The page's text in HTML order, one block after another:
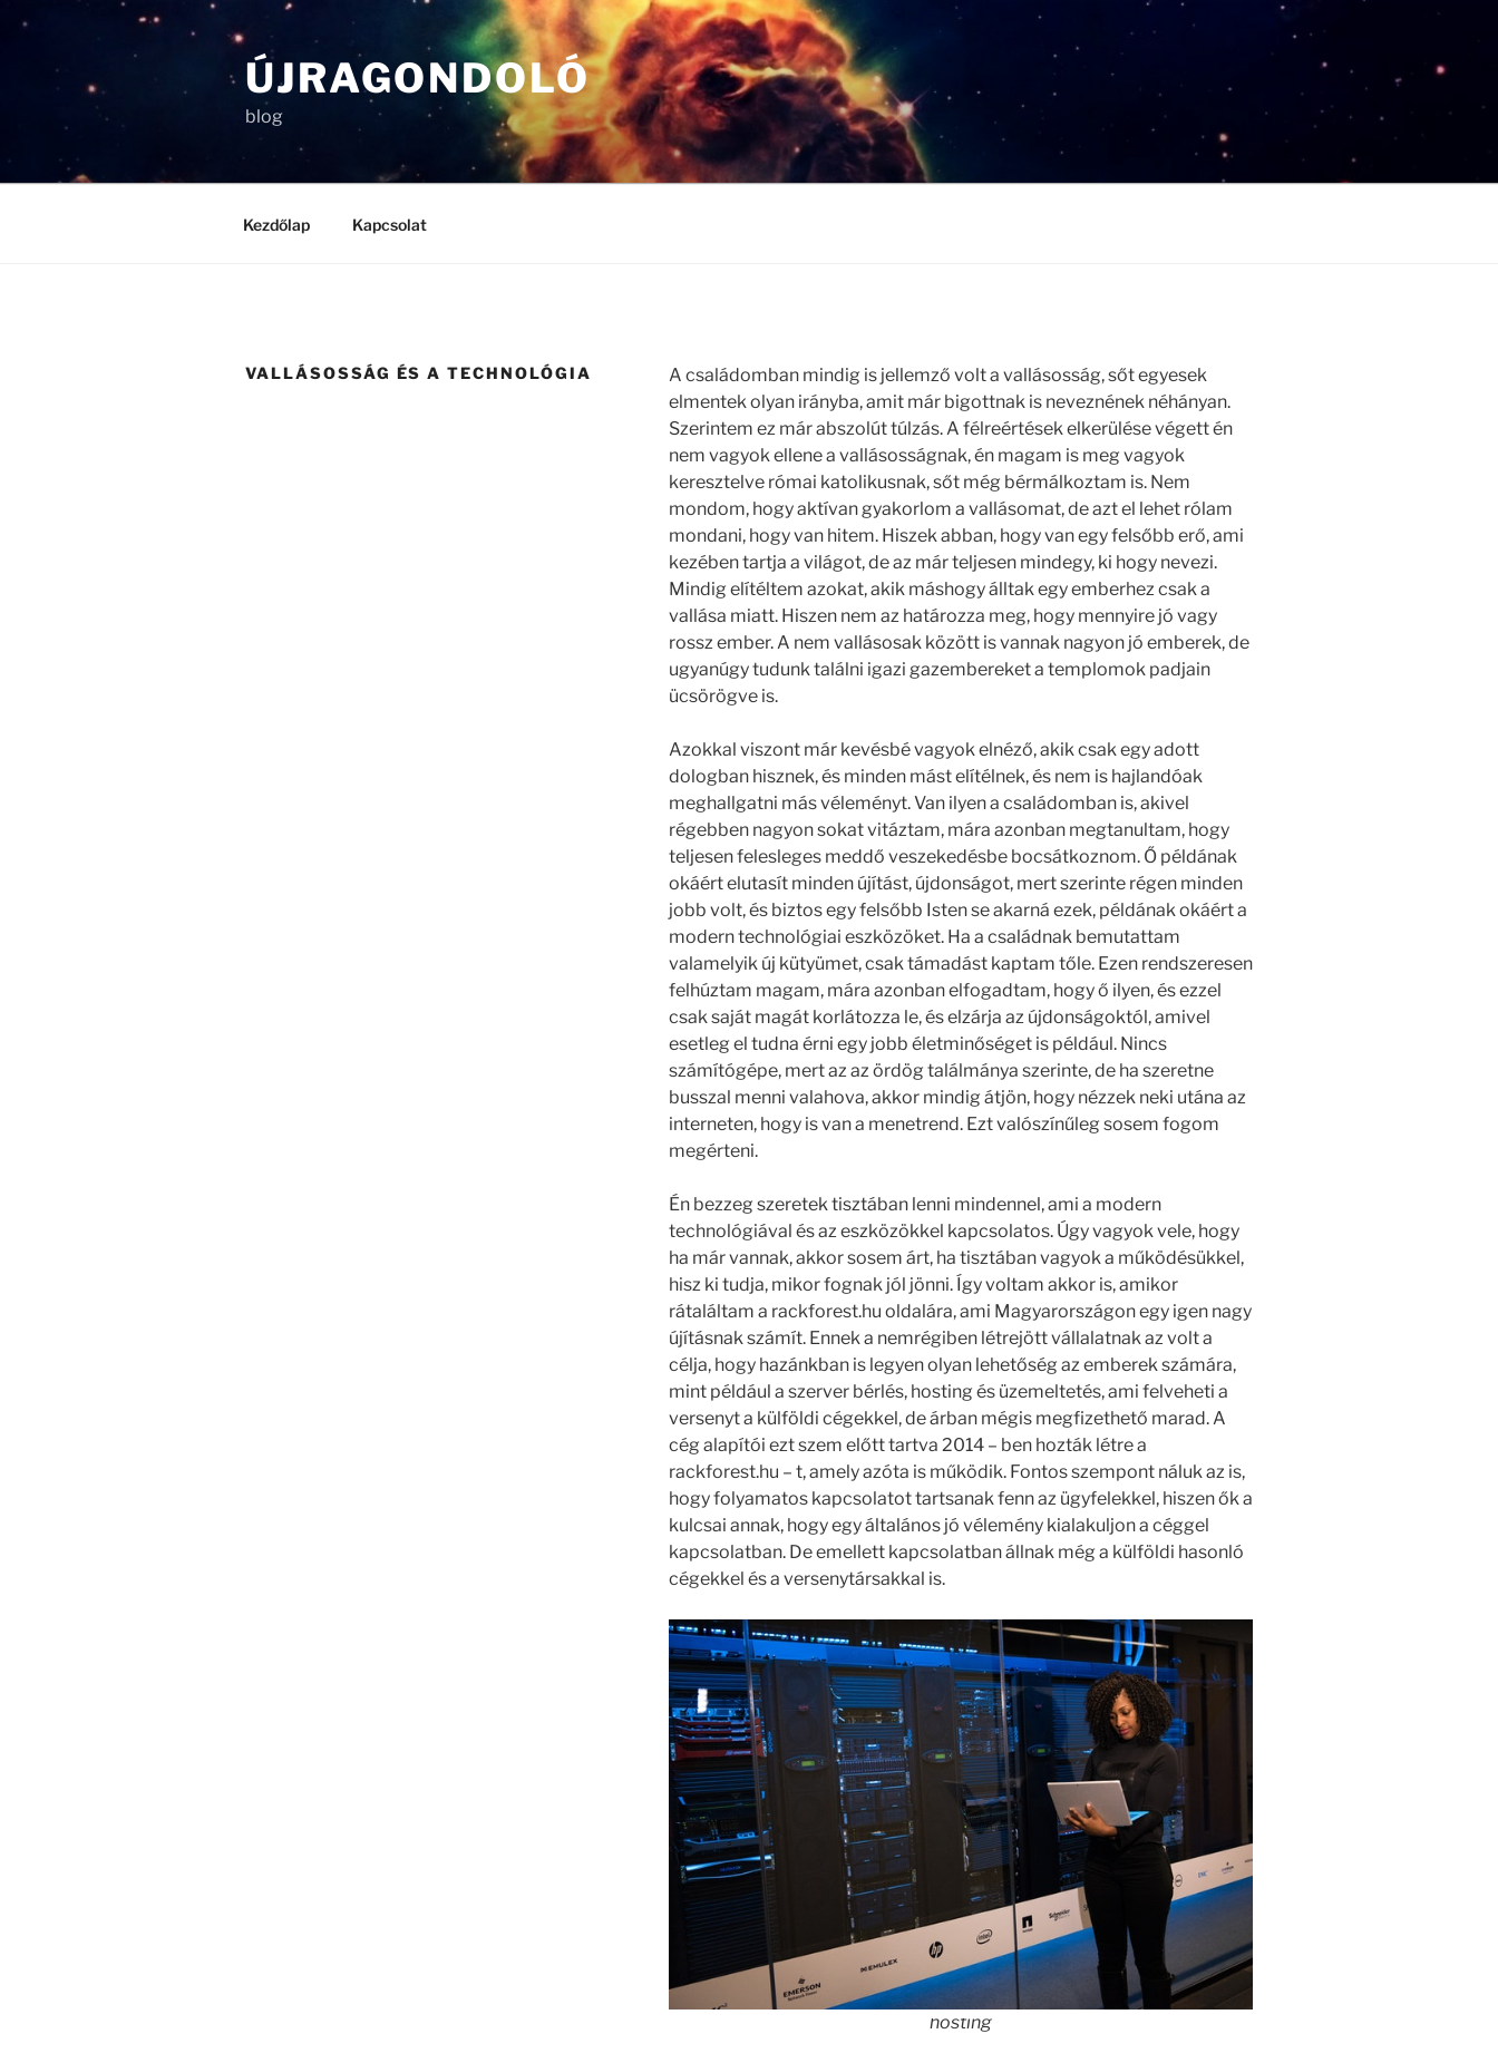
ÚJRAGONDOLÓ
blog
Kezdőlap Kapcsolat
VALLÁSOSSÁG ÉS A TECHNOLÓGIA
A családomban mindig is jellemző volt a vallásosság, sőt egyesek
elmentek olyan irányba, amit már bigottnak is neveznének néhányan.
Szerintem ez már abszolút túlzás. A félreértések elkerülése végett én
nem vagyok ellene a vallásosságnak, én magam is meg vagyok
keresztelve római katolikusnak, sőt még bérmálkoztam is. Nem
mondom, hogy aktívan gyakorlom a vallásomat, de azt el lehet rólam
mondani, hogy van hitem. Hiszek abban, hogy van egy felsőbb erő, ami
kezében tartja a világot, de az már teljesen mindegy, ki hogy nevezi.
Mindig elítéltem azokat, akik máshogy álltak egy emberhez csak a
vallása miatt. Hiszen nem az határozza meg, hogy mennyire jó vagy
rossz ember. A nem vallásosak között is vannak nagyon jó emberek, de
ugyanúgy tudunk találni igazi gazembereket a templomok padjain
ücsörögve is.
Azokkal viszont már kevésbé vagyok elnéző, akik csak egy adott
dologban hisznek, és minden mást elítélnek, és nem is hajlandóak
meghallgatni más véleményt. Van ilyen a családomban is, akivel
régebben nagyon sokat vitáztam, mára azonban megtanultam, hogy
teljesen felesleges meddő veszekedésbe bocsátkoznom. Ő példának
okáért elutasít minden újítást, újdonságot, mert szerinte régen minden
jobb volt, és biztos egy felsőbb Isten se akarná ezek, példának okáért a
modern technológiai eszközöket. Ha a családnak bemutattam
valamelyik új kütyümet, csak támadást kaptam tőle. Ezen rendszeresen
felhúztam magam, mára azonban elfogadtam, hogy ő ilyen, és ezzel
csak saját magát korlátozza le, és elzárja az újdonságoktól, amivel
esetleg el tudna érni egy jobb életminőséget is például. Nincs
számítógépe, mert az az ördög találmánya szerinte, de ha szeretne
busszal menni valahova, akkor mindig átjön, hogy nézzek neki utána az
interneten, hogy is van a menetrend. Ezt valószínűleg sosem fogom
megérteni.
Én bezzeg szeretek tisztában lenni mindennel, ami a modern
technológiával és az eszközökkel kapcsolatos. Úgy vagyok vele, hogy
ha már vannak, akkor sosem árt, ha tisztában vagyok a működésükkel,
hisz ki tudja, mikor fognak jól jönni. Így voltam akkor is, amikor
rátaláltam a rackforest.hu oldalára, ami Magyarországon egy igen nagy
újításnak számít. Ennek a nemrégiben létrejött vállalatnak az volt a
célja, hogy hazánkban is legyen olyan lehetőség az emberek számára,
mint például a szerver bérlés, hosting és üzemeltetés, ami felveheti a
versenyt a külföldi cégekkel, de árban mégis megfizethető marad. A
cég alapítói ezt szem előtt tartva 2014 – ben hozták létre a
rackforest.hu – t, amely azóta is működik. Fontos szempont náluk az is,
hogy folyamatos kapcsolatot tartsanak fenn az ügyfelekkel, hiszen ők a
kulcsai annak, hogy egy általános jó vélemény kialakuljon a céggel
kapcsolatban. De emellett kapcsolatban állnak még a külföldi hasonló
cégekkel és a versenytársakkal is.
hosting